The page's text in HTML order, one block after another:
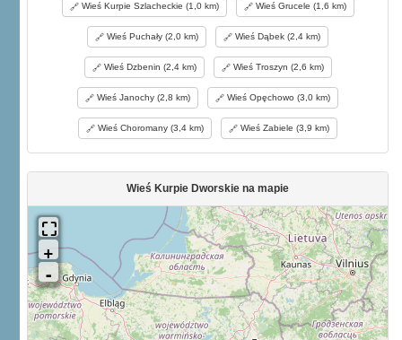
Wieś Kurpie Szlacheckie (1,0 km) Wieś Grucele (1,6 km)
Wieś Puchały (2,0 km) Wieś Dąbek (2,4 km)
Wieś Dzbenin (2,4 km) Wieś Troszyn (2,6 km)
Wieś Janochy (2,8 km) Wieś Opęchowo (3,0 km)
Wieś Choromany (3,4 km) Wieś Zabiele (3,9 km)
Wieś Kurpie Dworskie na mapie